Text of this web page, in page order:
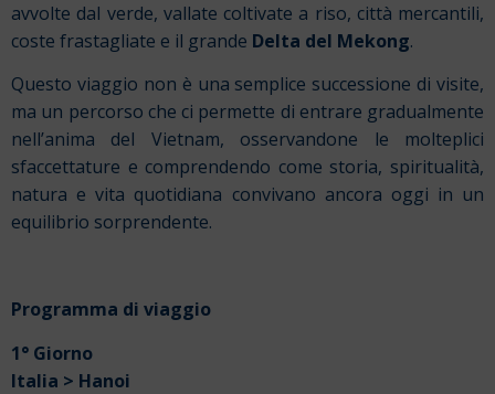
avvolte dal verde, vallate coltivate a riso, città mercantili,
coste frastagliate e il grande Delta del Mekong.
Questo viaggio non è una semplice successione di visite,
ma un percorso che ci permette di entrare gradualmente
nell’anima del Vietnam, osservandone le molteplici
sfaccettature e comprendendo come storia, spiritualità,
natura e vita quotidiana convivano ancora oggi in un
equilibrio sorprendente.
Programma di viaggio
1° Giorno
Italia > Hanoi